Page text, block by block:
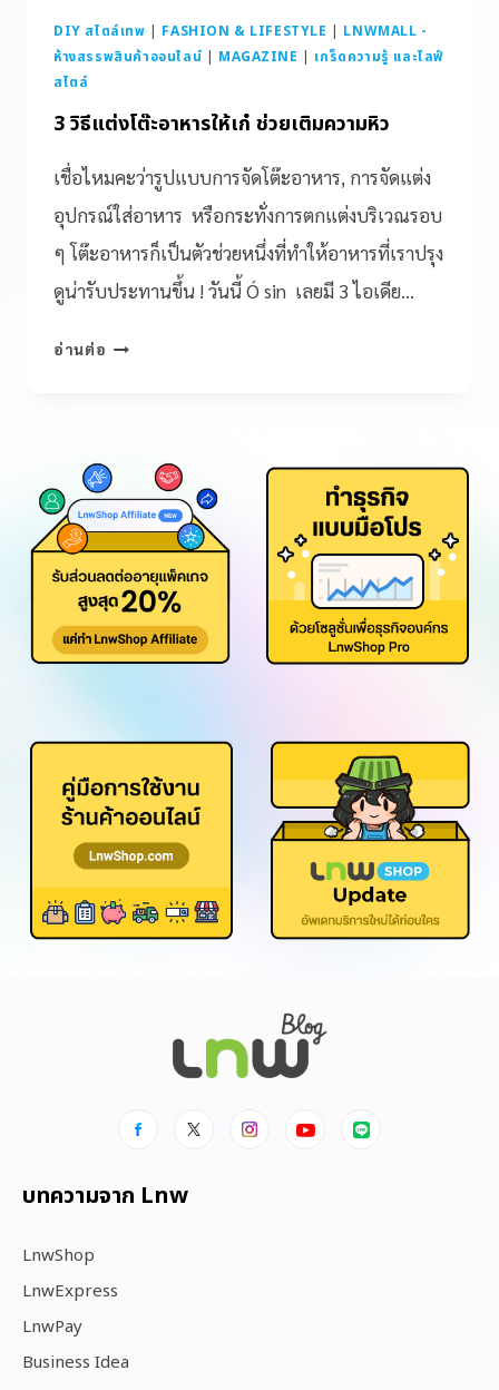
DIY สไตล์เทพ | FASHION & LIFESTYLE | LNWMALL -
ห้างสรรพสินค้าออนไลน์ | MAGAZINE | เกร็ดความรู้ และไลฟ์
สไตล์
3 วิธีแต่งโต๊ะอาหารให้เก๋ ช่วยเติมความหิว
เชื่อไหมคะว่ารูปแบบการจัดโต๊ะอาหาร, การจัดแต่ง
อุปกรณ์ใส่อาหาร หรือกระทั่งการตกแต่งบริเวณรอบ
ๆ โต๊ะอาหารก็เป็นตัวช่วยหนึ่งที่ทำให้อาหารที่เราปรุง
ดูน่ารับประทานขึ้น ! วันนี้ Ó sin เลยมี 3 ไอเดีย…
อ่านต่อ
บทความจาก Lnw
LnwShop
LnwExpress
LnwPay
Business Idea